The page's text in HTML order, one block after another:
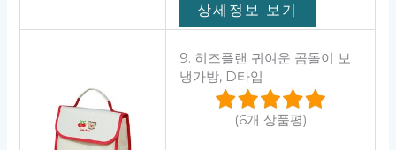
상세정보 보기
9. 히즈플랜 귀여운 곰돌이 보
냉가방, D타입
(6개 상품평)